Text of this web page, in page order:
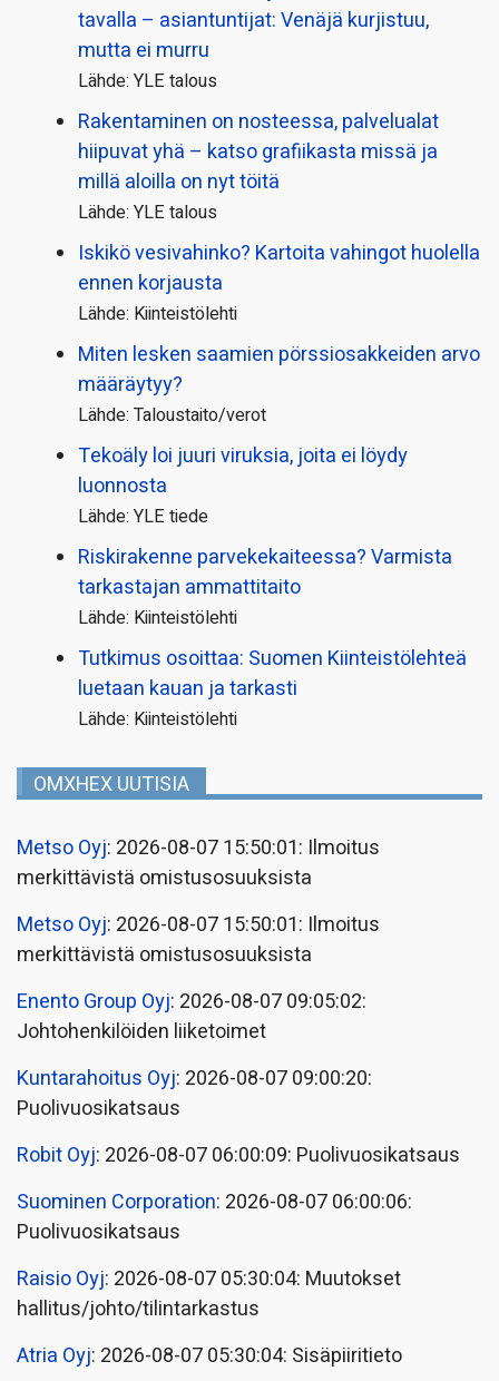
tavalla – asiantuntijat: Venäjä kurjistuu,
mutta ei murru
Lähde: YLE talous
Rakentaminen on nosteessa, palvelualat
hiipuvat yhä – katso grafiikasta missä ja
millä aloilla on nyt töitä
Lähde: YLE talous
Iskikö vesivahinko? Kartoita vahingot huolella
ennen korjausta
Lähde: Kiinteistölehti
Miten lesken saamien pörssi­osakkeiden arvo
määräytyy?
Lähde: Taloustaito/verot
Tekoäly loi juuri viruksia, joita ei löydy
luonnosta
Lähde: YLE tiede
Riskirakenne parvekekaiteessa? Varmista
tarkastajan ammattitaito
Lähde: Kiinteistölehti
Tutkimus osoittaa: Suomen Kiinteistölehteä
luetaan kauan ja tarkasti
Lähde: Kiinteistölehti
OMXHEX UUTISIA
Metso Oyj: 2026-08-07 15:50:01: Ilmoitus
merkittävistä omistusosuuksista
Metso Oyj: 2026-08-07 15:50:01: Ilmoitus
merkittävistä omistusosuuksista
Enento Group Oyj: 2026-08-07 09:05:02:
Johtohenkilöiden liiketoimet
Kuntarahoitus Oyj: 2026-08-07 09:00:20:
Puolivuosikatsaus
Robit Oyj: 2026-08-07 06:00:09: Puolivuosikatsaus
Suominen Corporation: 2026-08-07 06:00:06:
Puolivuosikatsaus
Raisio Oyj: 2026-08-07 05:30:04: Muutokset
hallitus/johto/tilintarkastus
Atria Oyj: 2026-08-07 05:30:04: Sisäpiiritieto